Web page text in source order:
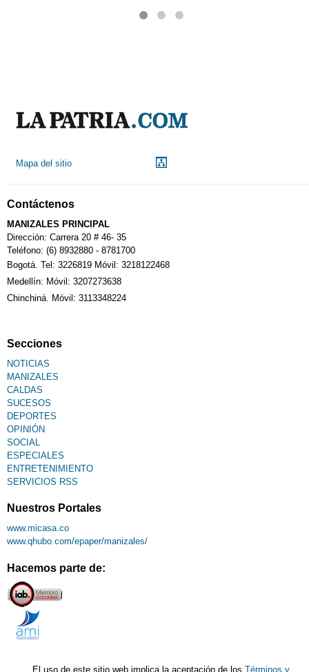
Mapa del sitio
Contáctenos
MANIZALES PRINCIPAL
Dirección: Carrera 20 # 46- 35
Teléfono: (6) 8932880 - 8781700
Bogotá. Tel: 3226819 Móvil: 3218122468
Medellín: Móvil: 3207273638
Chinchiná. Móvil: 3113348224
Secciones
NOTICIAS
MANIZALES
CALDAS
SUCESOS
DEPORTES
OPINIÓN
SOCIAL
ESPECIALES
ENTRETENIMIENTO
SERVICIOS RSS
Nuestros Portales
www.micasa.co
www.qhubo.com/epaper/manizales/
Hacemos parte de:
El uso de este sitio web implica la aceptación de losTérminos y